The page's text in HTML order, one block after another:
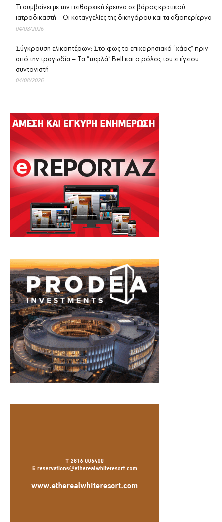
Τι συμβαίνει με την πειθαρχική έρευνα σε βάρος κρατικού
ιατροδικαστή – Οι καταγγελίες της δικηγόρου και τα αξιοπερίεργα
04/08/2026
Σύγκρουση ελικοπτέρων: Στο φως το επιχειρησιακό “χάος” πριν
από την τραγωδία – Τα “τυφλά” Bell και ο ρόλος του επίγειου
συντονιστή
04/08/2026